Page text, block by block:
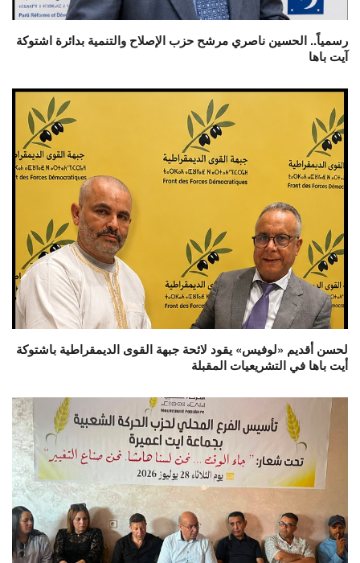
رسمياً.. الحسين ناصري مرشح حزب الإصلاح والتنمية بدائرة اشتوكة
آيت باها
لحسن أقديم «لوفيس» يقود لائحة جبهة القوى الديمقراطية باشتوكة
أيت باها في التشريعيات المقبلة